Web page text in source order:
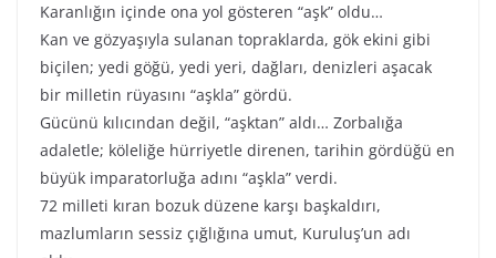
Karanlığın içinde ona yol gösteren “aşk” oldu…
Kan ve gözyaşıyla sulanan topraklarda, gök ekini gibi
biçilen; yedi göğü, yedi yeri, dağları, denizleri aşacak
bir milletin rüyasını “aşkla” gördü.
Gücünü kılıcından değil, “aşktan” aldı… Zorbalığa
adaletle; köleliğe hürriyetle direnen, tarihin gördüğü en
büyük imparatorluğa adını “aşkla” verdi.
72 milleti kıran bozuk düzene karşı başkaldırı,
mazlumların sessiz çığlığına umut, Kuruluş’un adı